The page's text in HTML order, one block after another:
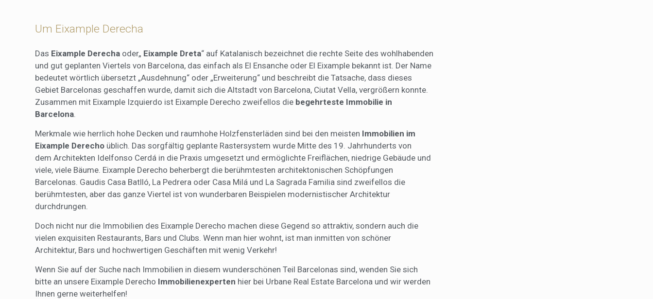
Um Eixample Derecha
Das Eixample Derecha oder„ Eixample Dreta“ auf Katalanisch bezeichnet die rechte Seite des wohlhabenden
und gut geplanten Viertels von Barcelona, das einfach als El Ensanche oder El Eixample bekannt ist. Der Name
bedeutet wörtlich übersetzt „Ausdehnung“ oder „Erweiterung“ und beschreibt die Tatsache, dass dieses
Gebiet Barcelonas geschaffen wurde, damit sich die Altstadt von Barcelona, Ciutat Vella, vergrößern konnte.
Zusammen mit Eixample Izquierdo ist Eixample Derecho zweifellos die begehrteste Immobilie in
Barcelona.
Merkmale wie herrlich hohe Decken und raumhohe Holzfensterläden sind bei den meisten Immobilien im
Eixample Derecho üblich. Das sorgfältig geplante Rastersystem wurde Mitte des 19. Jahrhunderts von
dem Architekten Idelfonso Cerdá in die Praxis umgesetzt und ermöglichte Freiflächen, niedrige Gebäude und
viele, viele Bäume. Eixample Derecho beherbergt die berühmtesten architektonischen Schöpfungen
Barcelonas. Gaudis Casa Batlló, La Pedrera oder Casa Milá und La Sagrada Familia sind zweifellos die
berühmtesten, aber das ganze Viertel ist von wunderbaren Beispielen modernistischer Architektur
durchdrungen.
Doch nicht nur die Immobilien des Eixample Derecho machen diese Gegend so attraktiv, sondern auch die
vielen exquisiten Restaurants, Bars und Clubs. Wenn man hier wohnt, ist man inmitten von schöner
Architektur, Bars und hochwertigen Geschäften mit wenig Verkehr!
Wenn Sie auf der Suche nach Immobilien in diesem wunderschönen Teil Barcelonas sind, wenden Sie sich
bitte an unsere Eixample Derecho Immobilienexperten hier bei Urbane Real Estate Barcelona und wir werden
Ihnen gerne weiterhelfen!